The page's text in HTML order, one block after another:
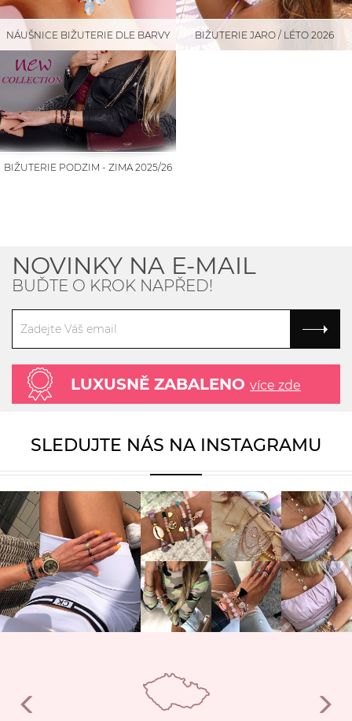
NÁUŠNICE BIŽUTERIE DLE BARVY BIŽUTERIE JARO / LÉTO 2026
BIŽUTERIE PODZIM - ZIMA 2025/26
NOVINKY NA E-MAIL
BUĎTE O KROK NAPŘED!
LUXUSNĚ ZABALENO více zde
SLEDUJTE NÁS NA INSTAGRAMU